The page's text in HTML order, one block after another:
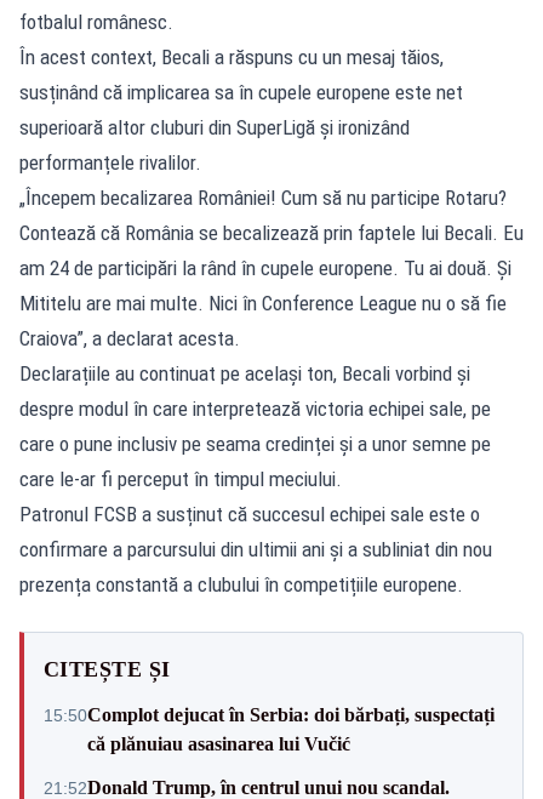
fotbalul românesc.
În acest context, Becali a răspuns cu un mesaj tăios,
susținând că implicarea sa în cupele europene este net
superioară altor cluburi din SuperLigă și ironizând
performanțele rivalilor.
„Începem becalizarea României! Cum să nu participe Rotaru?
Contează că România se becalizează prin faptele lui Becali. Eu
am 24 de participări la rând în cupele europene. Tu ai două. Și
Mititelu are mai multe. Nici în Conference League nu o să fie
Craiova”, a declarat acesta.
Declarațiile au continuat pe același ton, Becali vorbind și
despre modul în care interpretează victoria echipei sale, pe
care o pune inclusiv pe seama credinței și a unor semne pe
care le-ar fi perceput în timpul meciului.
Patronul FCSB a susținut că succesul echipei sale este o
confirmare a parcursului din ultimii ani și a subliniat din nou
prezența constantă a clubului în competițiile europene.
CITEȘTE ȘI
15:50Complot dejucat în Serbia: doi bărbați, suspectați
că plănuiau asasinarea lui Vučić
21:52Donald Trump, în centrul unui nou scandal.